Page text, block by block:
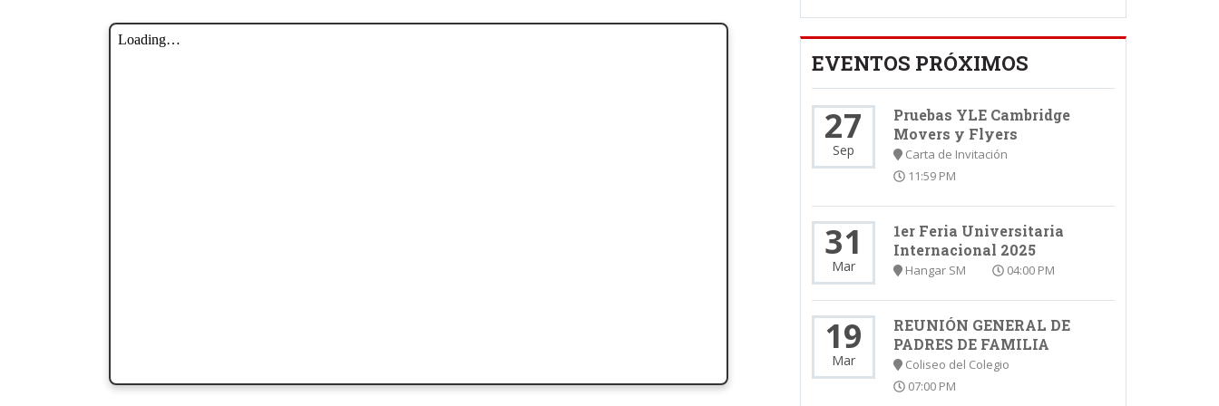
EVENTOS PRÓXIMOS
27
Sep
Pruebas YLE Cambridge
Movers y Flyers
Carta de Invitación
11:59 PM
31
Mar
1er Feria Universitaria
Internacional 2025
Hangar SM 04:00 PM
19
Mar
REUNIÓN GENERAL DE
PADRES DE FAMILIA
Coliseo del Colegio
07:00 PM